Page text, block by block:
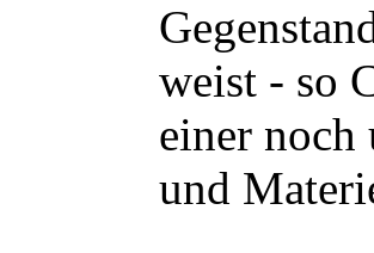
weist - so
einer noch
und